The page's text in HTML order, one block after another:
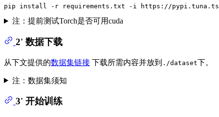
注：提前测试Torch是否可用cuda
2' 数据下载
从下文提供的数据集链接 下载所需内容并放到 ./dataset下。
注：数据集须知
3' 开始训练